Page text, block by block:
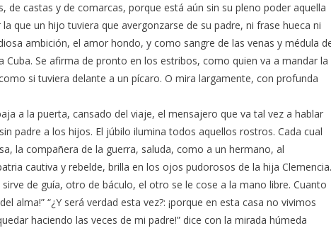
de castas y de comarcas, porque está aún sin su pleno poder aquella
que un hijo tuviera que avergonzarse de su padre, ni frase hueca ni
ambición, el amor hondo, y como sangre de las venas y médula
Se afirma de pronto en los estribos, como quien va a mandar la
si tuviera delante a un pícaro. O mira largamente, con profunda
a la puerta, cansado del viaje, el mensajero que va tal vez a hablar
padre a los hijos. El júbilo ilumina todos aquellos rostros. Cada cual
la compañera de la guerra, saluda, como a un hermano, al
cautiva y rebelde, brilla en los ojos pudorosos de la hija Clemencia.
de guía, otro de báculo, el otro se le cose a la mano libre. Cuanto
alma!” “¿Y será verdad esta vez?: ¡porque en esta casa no vivimos
haciendo las veces de mi padre!” dice con la mirada húmeda